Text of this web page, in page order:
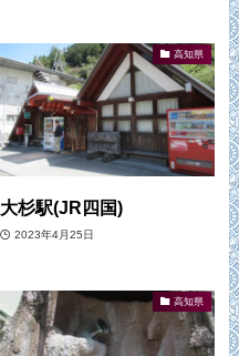
高知県
大杉駅(JR四国)
2023年4月25日
高知県